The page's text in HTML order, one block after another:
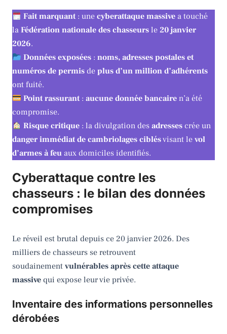
Fait marquant: unecyberattaque massive a touché
la Fédération nationale des chasseurs le 20 janvier
2026.
Données exposées :noms, adresses postales et
numéros de permis de plus d’un million d’adhérents
ont fuité.
Point rassurant:aucune donnée bancaire n’a été
compromise.
Risque critique : la divulgation desadresses crée un
danger immédiat de cambriolages ciblésvisant le vol
d’armes à feu aux domiciles identifiés.
Cyberattaque contre les
chasseurs : le bilan des données
compromises
Le réveil est brutal depuis ce 20 janvier 2026. Des
milliers de chasseurs se retrouvent
soudainement vulnérables après cette attaque
massive qui expose leur vie privée.
Inventaire des informations personnelles
dérobées